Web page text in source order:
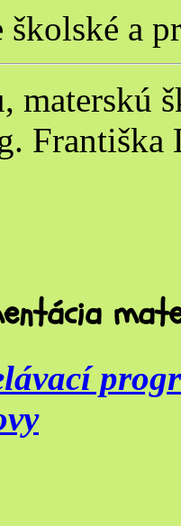
a
materskú
Františka